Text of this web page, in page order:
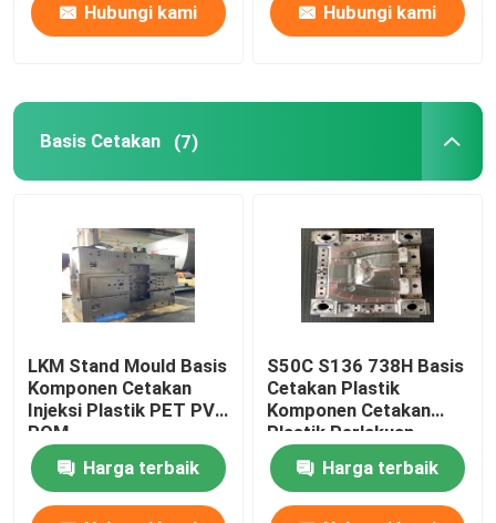
Hubungi kami Hubungi kami
Basis Cetakan (7)
LKM Stand Mould Basis
Komponen Cetakan
Injeksi Plastik PET PVC
POM
Harga terbaik
S50C S136 738H Basis
Cetakan Plastik
Komponen Cetakan
Plastik Perlakuan
Panas
Harga terbaik